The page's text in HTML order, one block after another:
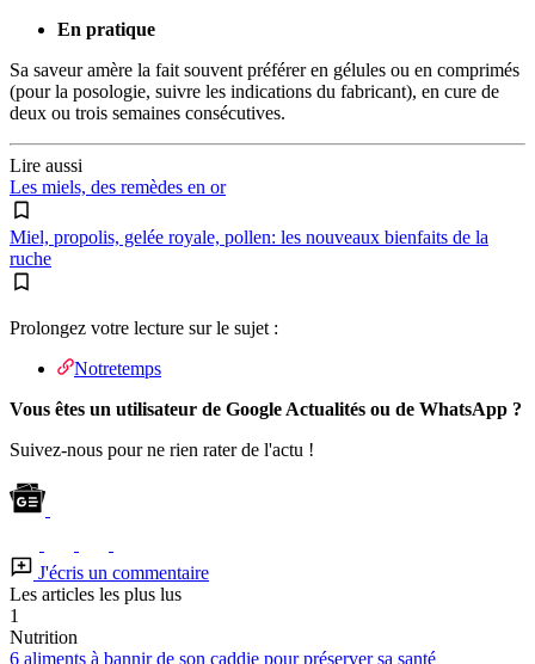
En pratique
Sa saveur amère la fait souvent préférer en gélules ou en comprimés
(pour la posologie, suivre les indications du fabricant), en cure de
deux ou trois semaines consécutives.
Lire aussi
Les miels, des remèdes en or
Miel, propolis, gelée royale, pollen: les nouveaux bienfaits de la
ruche
Prolongez votre lecture sur le sujet :
Notretemps
Vous êtes un utilisateur de Google Actualités ou de WhatsApp ?
Suivez-nous pour ne rien rater de l'actu !
J'écris un commentaire
Les articles les plus lus
1
Nutrition
6 aliments à bannir de son caddie pour préserver sa santé